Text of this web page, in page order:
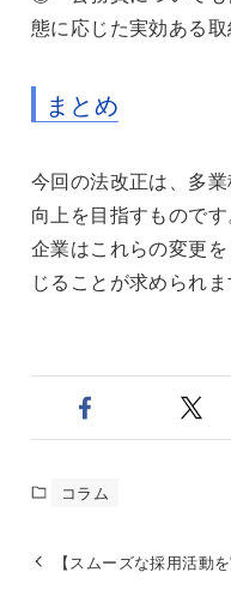
態に応じた実効ある
まとめ
今回の法改正は、多
向上を目指すものです
企業はこれらの変更
じることが求められま
コラム
【スムーズな採用活動